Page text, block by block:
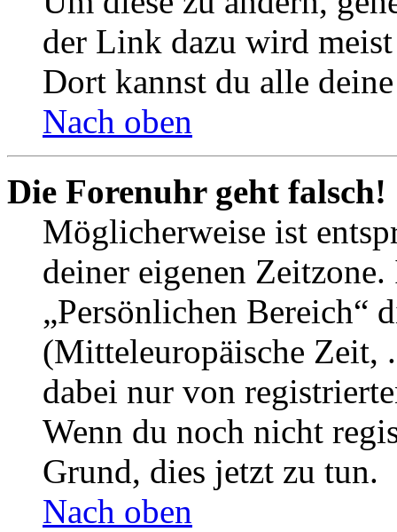
der Link dazu wird
Dort kannst du alle
Nach oben
Die Forenuhr geht falsch!
Möglicherweise ist
deiner eigenen
„Persönlichen Bereich“
(Mitteleuropäische Zeit,
dabei nur von
Wenn du noch nicht
Grund, dies jetzt zu tun.
Nach oben